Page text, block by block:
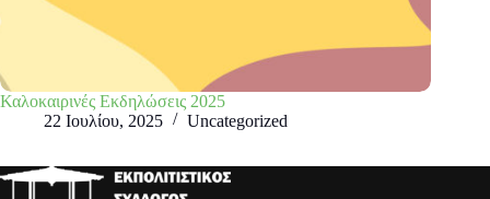
Καλοκαιρινές Εκδηλώσεις 2025
22 Ιουλίου, 2025
Uncategorized